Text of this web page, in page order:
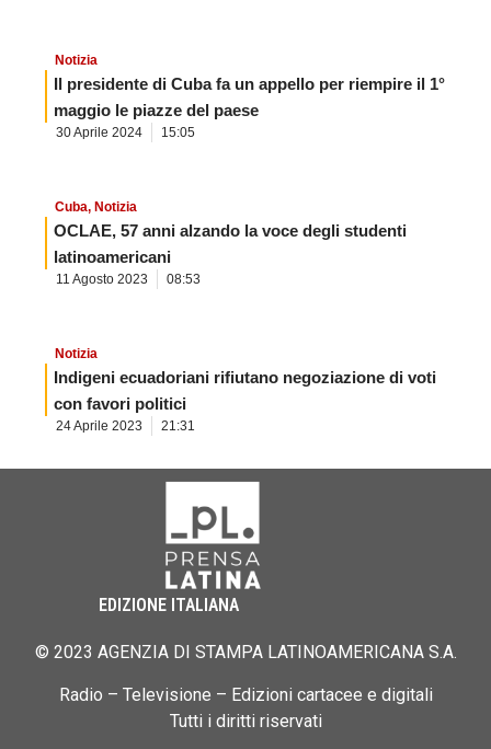
Notizia
Il presidente di Cuba fa un appello per riempire il 1°
maggio le piazze del paese
30 Aprile 2024 15:05
Cuba, Notizia
OCLAE, 57 anni alzando la voce degli studenti
latinoamericani
11 Agosto 2023 08:53
Notizia
Indigeni ecuadoriani rifiutano negoziazione di voti
con favori politici
24 Aprile 2023 21:31
EDIZIONE ITALIANA
© 2023 AGENZIA DI STAMPA LATINOAMERICANA S.A.
Radio – Televisione – Edizioni cartacee e digitali
Tutti i diritti riservati